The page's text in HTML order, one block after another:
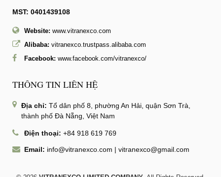
MST: 0401439108
Website: www.vitranexco.com
Alibaba: vitranexco.trustpass.alibaba.com
Facebook: www.facebook.com/vitranexco/
THÔNG TIN LIÊN HỆ
Địa chỉ: Tổ dân phố 8, phường An Hải, quận Sơn Trà,
thành phố Đà Nẵng, Việt Nam
Điện thoại: +84 918 619 769
Email: info@vitranexco.com | vitranexco@gmail.com